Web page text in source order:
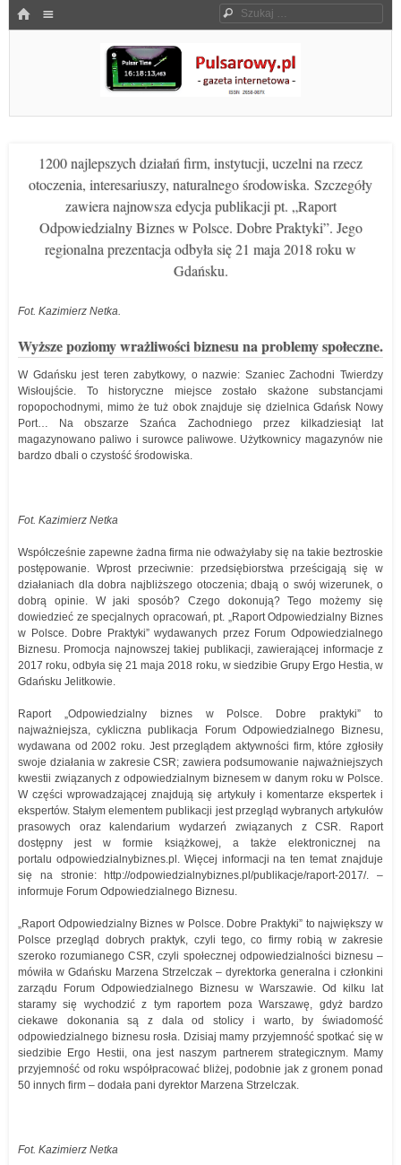
HOME Szukaj
Pulsarowy.pl
1200 najlepszych działań firm, instytucji, uczelni na rzecz
otoczenia, interesariuszy, naturalnego środowiska. Szczegóły
zawiera najnowsza edycja publikacji pt. „Raport
Odpowiedzialny Biznes w Polsce. Dobre Praktyki”. Jego
regionalna prezentacja odbyła się 21 maja 2018 roku w
Gdańsku.
Fot. Kazimierz Netka.
Wyższe poziomy wrażliwości biznesu na problemy społeczne.
W Gdańsku jest teren zabytkowy, o nazwie: Szaniec Zachodni Twierdzy
Wisłoujście. To historyczne miejsce zostało skażone substancjami
ropopochodnymi, mimo że tuż obok znajduje się dzielnica Gdańsk Nowy
Port… Na obszarze Szańca Zachodniego przez kilkadziesiąt lat
magazynowano paliwo i surowce paliwowe. Użytkownicy magazynów nie
bardzo dbali o czystość środowiska.
Fot. Kazimierz Netka
Współcześnie zapewne żadna firma nie odważyłaby się na takie beztroskie
postępowanie. Wprost przeciwnie: przedsiębiorstwa prześcigają się w
działaniach dla dobra najbliższego otoczenia; dbają o swój wizerunek, o
dobrą opinie. W jaki sposób? Czego dokonują? Tego możemy się
dowiedzieć ze specjalnych opracowań, pt. „Raport Odpowiedzialny Biznes
w Polsce. Dobre Praktyki” wydawanych przez Forum Odpowiedzialnego
Biznesu. Promocja najnowszej takiej publikacji, zawierającej informacje z
2017 roku, odbyła się 21 maja 2018 roku, w siedzibie Grupy Ergo Hestia, w
Gdańsku Jelitkowie.
Raport „Odpowiedzialny biznes w Polsce. Dobre praktyki” to
najważniejsza, cykliczna publikacja Forum Odpowiedzialnego Biznesu,
wydawana od 2002 roku. Jest przeglądem aktywności firm, które zgłosiły
swoje działania w zakresie CSR; zawiera podsumowanie najważniejszych
kwestii związanych z odpowiedzialnym biznesem w danym roku w Polsce.
W części wprowadzającej znajdują się artykuły i komentarze ekspertek i
ekspertów. Stałym elementem publikacji jest przegląd wybranych artykułów
prasowych oraz kalendarium wydarzeń związanych z CSR. Raport
dostępny jest w formie książkowej, a także elektronicznej na
portalu odpowiedzialnybiznes.pl. Więcej informacji na ten temat znajduje
się na stronie: http://odpowiedzialnybiznes.pl/publikacje/raport-2017/. –
informuje Forum Odpowiedzialnego Biznesu.
„Raport Odpowiedzialny Biznes w Polsce. Dobre Praktyki” to największy w
Polsce przegląd dobrych praktyk, czyli tego, co firmy robią w zakresie
szeroko rozumianego CSR, czyli społecznej odpowiedzialności biznesu –
mówiła w Gdańsku Marzena Strzelczak – dyrektorka generalna i członkini
zarządu Forum Odpowiedzialnego Biznesu w Warszawie. Od kilku lat
staramy się wychodzić z tym raportem poza Warszawę, gdyż bardzo
ciekawe dokonania są z dala od stolicy i warto, by świadomość
odpowiedzialnego biznesu rosła. Dzisiaj mamy przyjemność spotkać się w
siedzibie Ergo Hestii, ona jest naszym partnerem strategicznym. Mamy
przyjemność od roku współpracować bliżej, podobnie jak z gronem ponad
50 innych firm – dodała pani dyrektor Marzena Strzelczak.
Fot. Kazimierz Netka